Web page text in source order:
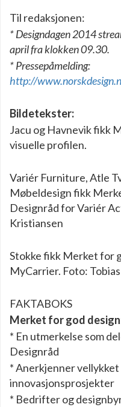
Til redaksjonen:
* Designdagen 2014
april fra klokken 09.30.
* Pressepåmelding:
http://
Bildetekster:
Jacu og Havnevik fikk
visuelle profilen.
Variér Furniture, Atle
Møbeldesign fikk
Designråd for Variér
Kristiansen
Stokke fikk Merket for
MyCarrier. Foto:
FAKTABOKS
Merket for god
* En utmerkelse som
Designråd
* Anerkjenner vellykket
innovasjonsprosjekter
* Bedrifter og